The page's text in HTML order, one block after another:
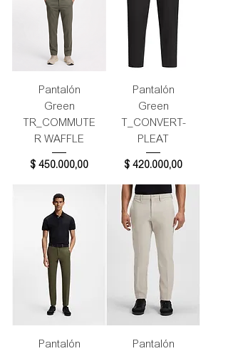
Pantalón
Green
TR_COMMUTE
R WAFFLE
Precio
$ 450.000,00
Pantalón
Green
T_CONVERT-
PLEAT
Precio
$ 420.000,00
Pantalón
Pantalón